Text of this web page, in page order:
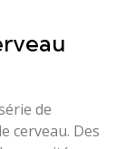
de
cerveau. Des